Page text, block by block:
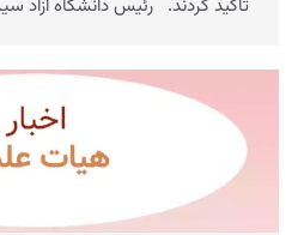
تأکید کردند. رئیس دانشگاه آزاد